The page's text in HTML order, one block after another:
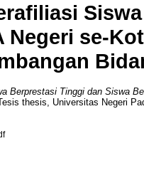
Negeri se-
Berprestasi Tinggi dan Siswa
thesis, Universitas Negeri